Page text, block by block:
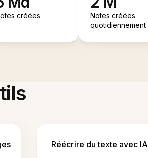
créées
Notes créées
quotidiennement
Réécrire du texte avec IA